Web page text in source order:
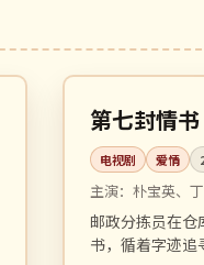
韩国
第七封情书
电视剧 爱情
主演：朴宝英、
邮政分拣员在仓
书，循着字迹追